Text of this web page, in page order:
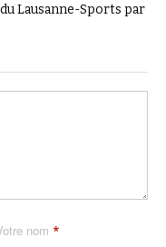
Lausanne-Sports par
nom *